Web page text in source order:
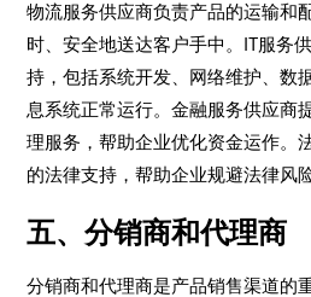
物流服务供应商负责产品的运输和
时、安全地送达客户手中。IT服务
持，包括系统开发、网络维护、数
息系统正常运行。金融服务供应商
理服务，帮助企业优化资金运作。
的法律支持，帮助企业规避法律风
五、分销商和代理商
分销商和代理商是产品销售渠道的